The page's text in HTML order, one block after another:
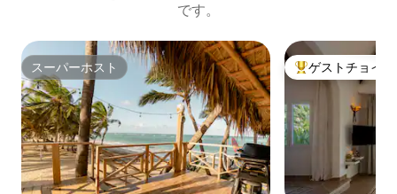
です。
スーパーホスト
スーパーホスト 大好評のゲスト
ゲストチョイス